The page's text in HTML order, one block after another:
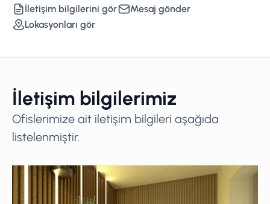
İletişim bilgilerini gör
Mesaj gönder
Lokasyonları gör
İletişim bilgilerimiz
Ofislerimize ait iletişim bilgileri aşağıda
listelenmiştir.